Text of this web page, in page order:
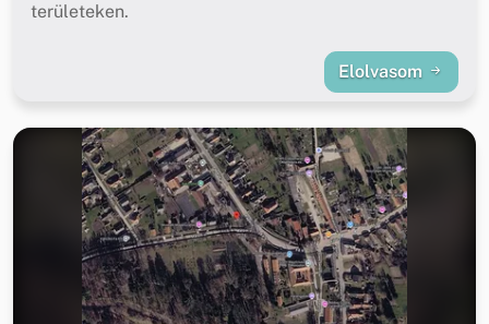
területeken.
Elolvasom